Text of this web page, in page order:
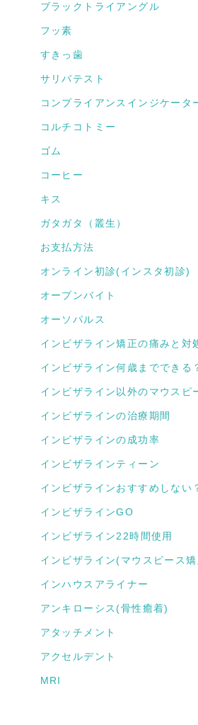
ブラックトライアングル
フッ素
すきっ歯
サリバテスト
コンプライアンスインジケータ
コルチコトミー
ゴム
コーヒー
キス
ガタガタ（叢生）
お支払方法
オンライン初診(インスタ初診)
オープンバイト
オーソパルス
インビザライン矯正の痛みと対
インビザライン何歳までできる
インビザライン以外のマウスピ
インビザラインの治療期間
インビザラインの成功率
インビザラインティーン
インビザラインおすすめしない
インビザラインGO
インビザライン22時間使用
インビザライン(マウスピース矯
インハウスアライナー
アンキローシス(骨性癒着)
アタッチメント
アクセルデント
MRI